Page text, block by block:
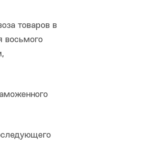
товаров в
восьмого